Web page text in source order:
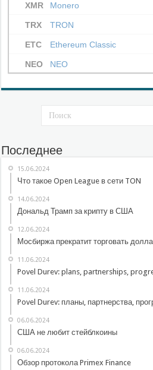
Последнее
15.06.2024
Что такое Open League в сети TON
14.06.2024
Дональд Трамп за крипту в США
12.06.2024
Мосбиржа прекратит торговать
11.06.2024
Povel Durev: plans, partnerships,
11.06.2024
Povel Durev: планы, партнерства,
06.06.2024
США не любит стейблкоины
06.06.2024
Обзор протокола Primex Finance